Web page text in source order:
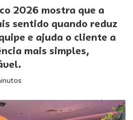
2026 mostra que a
sentido quando reduz
e ajuda o cliente a
mais simples,